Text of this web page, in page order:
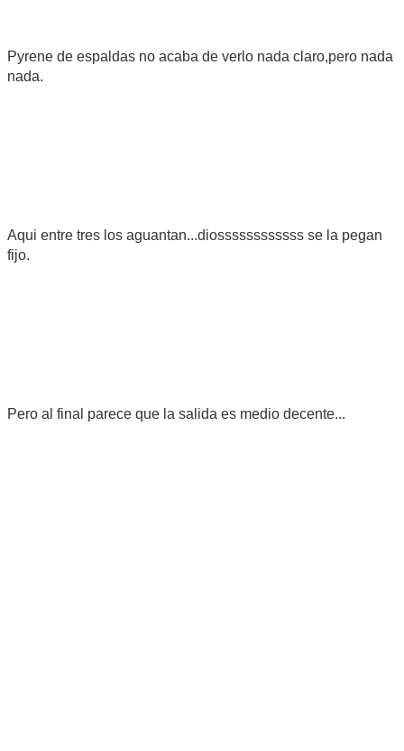
Pyrene de espaldas no acaba de verlo nada claro,pero nada
nada.
Aqui entre tres los aguantan...diossssssssssss se la pegan
fijo.
Pero al final parece que la salida es medio decente...